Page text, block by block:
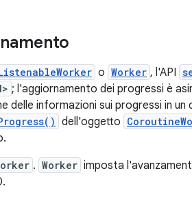
o Worker , l'API
; l'aggiornamento dei progressi è
delle informazioni sui progressi in un
dell'oggetto
. Worker imposta